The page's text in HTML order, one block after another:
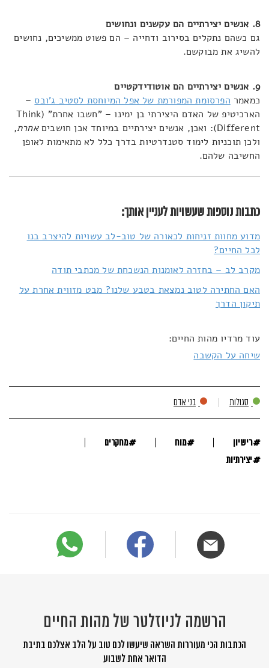
8. אנשים יצירתיים הם עקשנים ונחושים
גם כשהם נתקלים בסירוב ודחייה – הם פשוט ממשיכים, נחושים
להשיג את מבוקשם.
9. אנשים יצירתיים הם אוטודידקטיים
כמאמר הפרסומת המפורמת של אפל המיוחסת לסטיב ג'ובס –
הארכיטיפ של האדם היצירתי בן ימינו – "חשבו אחרת" (Think
Different): ואכן, אנשים יצירתיים במיוחד אכן חושבים
אחרת,
ולכן תוכניות לימוד סטנדרטיות בדרך כלל לא מתאימות לאופן
החשיבה שלהם.
כתבות נוספות שעשויות לעניין אותך:
מדוע מחוות זניחות לכאורה של טוב-לב עשויות להיצרב בנו
לכל החיים?
מקרב לב – בחזרה לאומנות הנשכחת של מכתבי תודה
האם החתירה לטוב נמצאת בטבע שלנו? מבט מזווית אחרת על
תיקון הדרך
עוד מרדיו מהות החיים:
שיחה על הקשבה
סגולות בני אדם
#רישיון #מוח #מחקרים
#יצירתיות
הרשמה לניוזלטר של מהות החיים
הכתבות הכי מעוררות השראה שיעשו לכם טוב על הלב אצלכם בתיבת
הדואר אחת לשבוע